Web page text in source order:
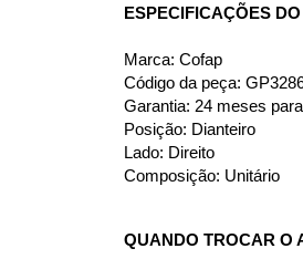
ESPECIFICAÇÕES
Marca: Cofap
Código da peça:
Garantia: 24 meses
Posição: Dianteiro
Lado: Direito
Composição: Unitário
QUANDO TROCAR O